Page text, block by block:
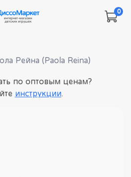
0
Рейна (Paola Reina)
по оптовым ценам?
инструкции.